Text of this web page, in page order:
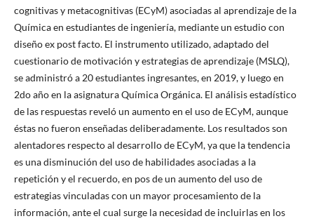
cognitivas y metacognitivas (ECyM) asociadas al aprendizaje de la
Química en estudiantes de ingeniería, mediante un estudio con
diseño ex post facto. El instrumento utilizado, adaptado del
cuestionario de motivación y estrategias de aprendizaje (MSLQ),
se administró a 20 estudiantes ingresantes, en 2019, y luego en
2do año en la asignatura Química Orgánica. El análisis estadístico
de las respuestas reveló un aumento en el uso de ECyM, aunque
éstas no fueron enseñadas deliberadamente. Los resultados son
alentadores respecto al desarrollo de ECyM, ya que la tendencia
es una disminución del uso de habilidades asociadas a la
repetición y el recuerdo, en pos de un aumento del uso de
estrategias vinculadas con un mayor procesamiento de la
información, ante el cual surge la necesidad de incluirlas en los